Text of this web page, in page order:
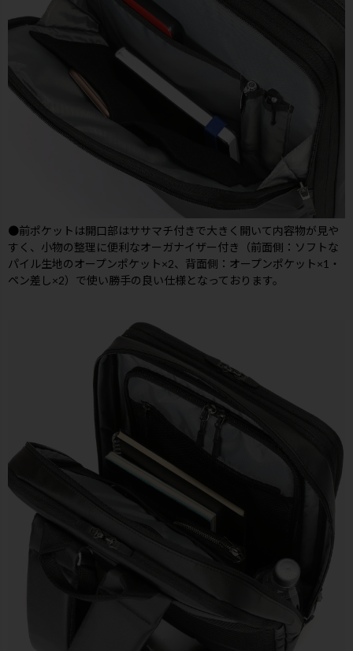
●前ポケットは開口部はササマチ付きで大きく開いて内容物が見や
すく、小物の整理に便利なオーガナイザー付き（前面側：ソフトな
パイル生地のオープンポケット×2、背面側：オープンポケット×1・
ペン差し×2）で使い勝手の良い仕様となっております。